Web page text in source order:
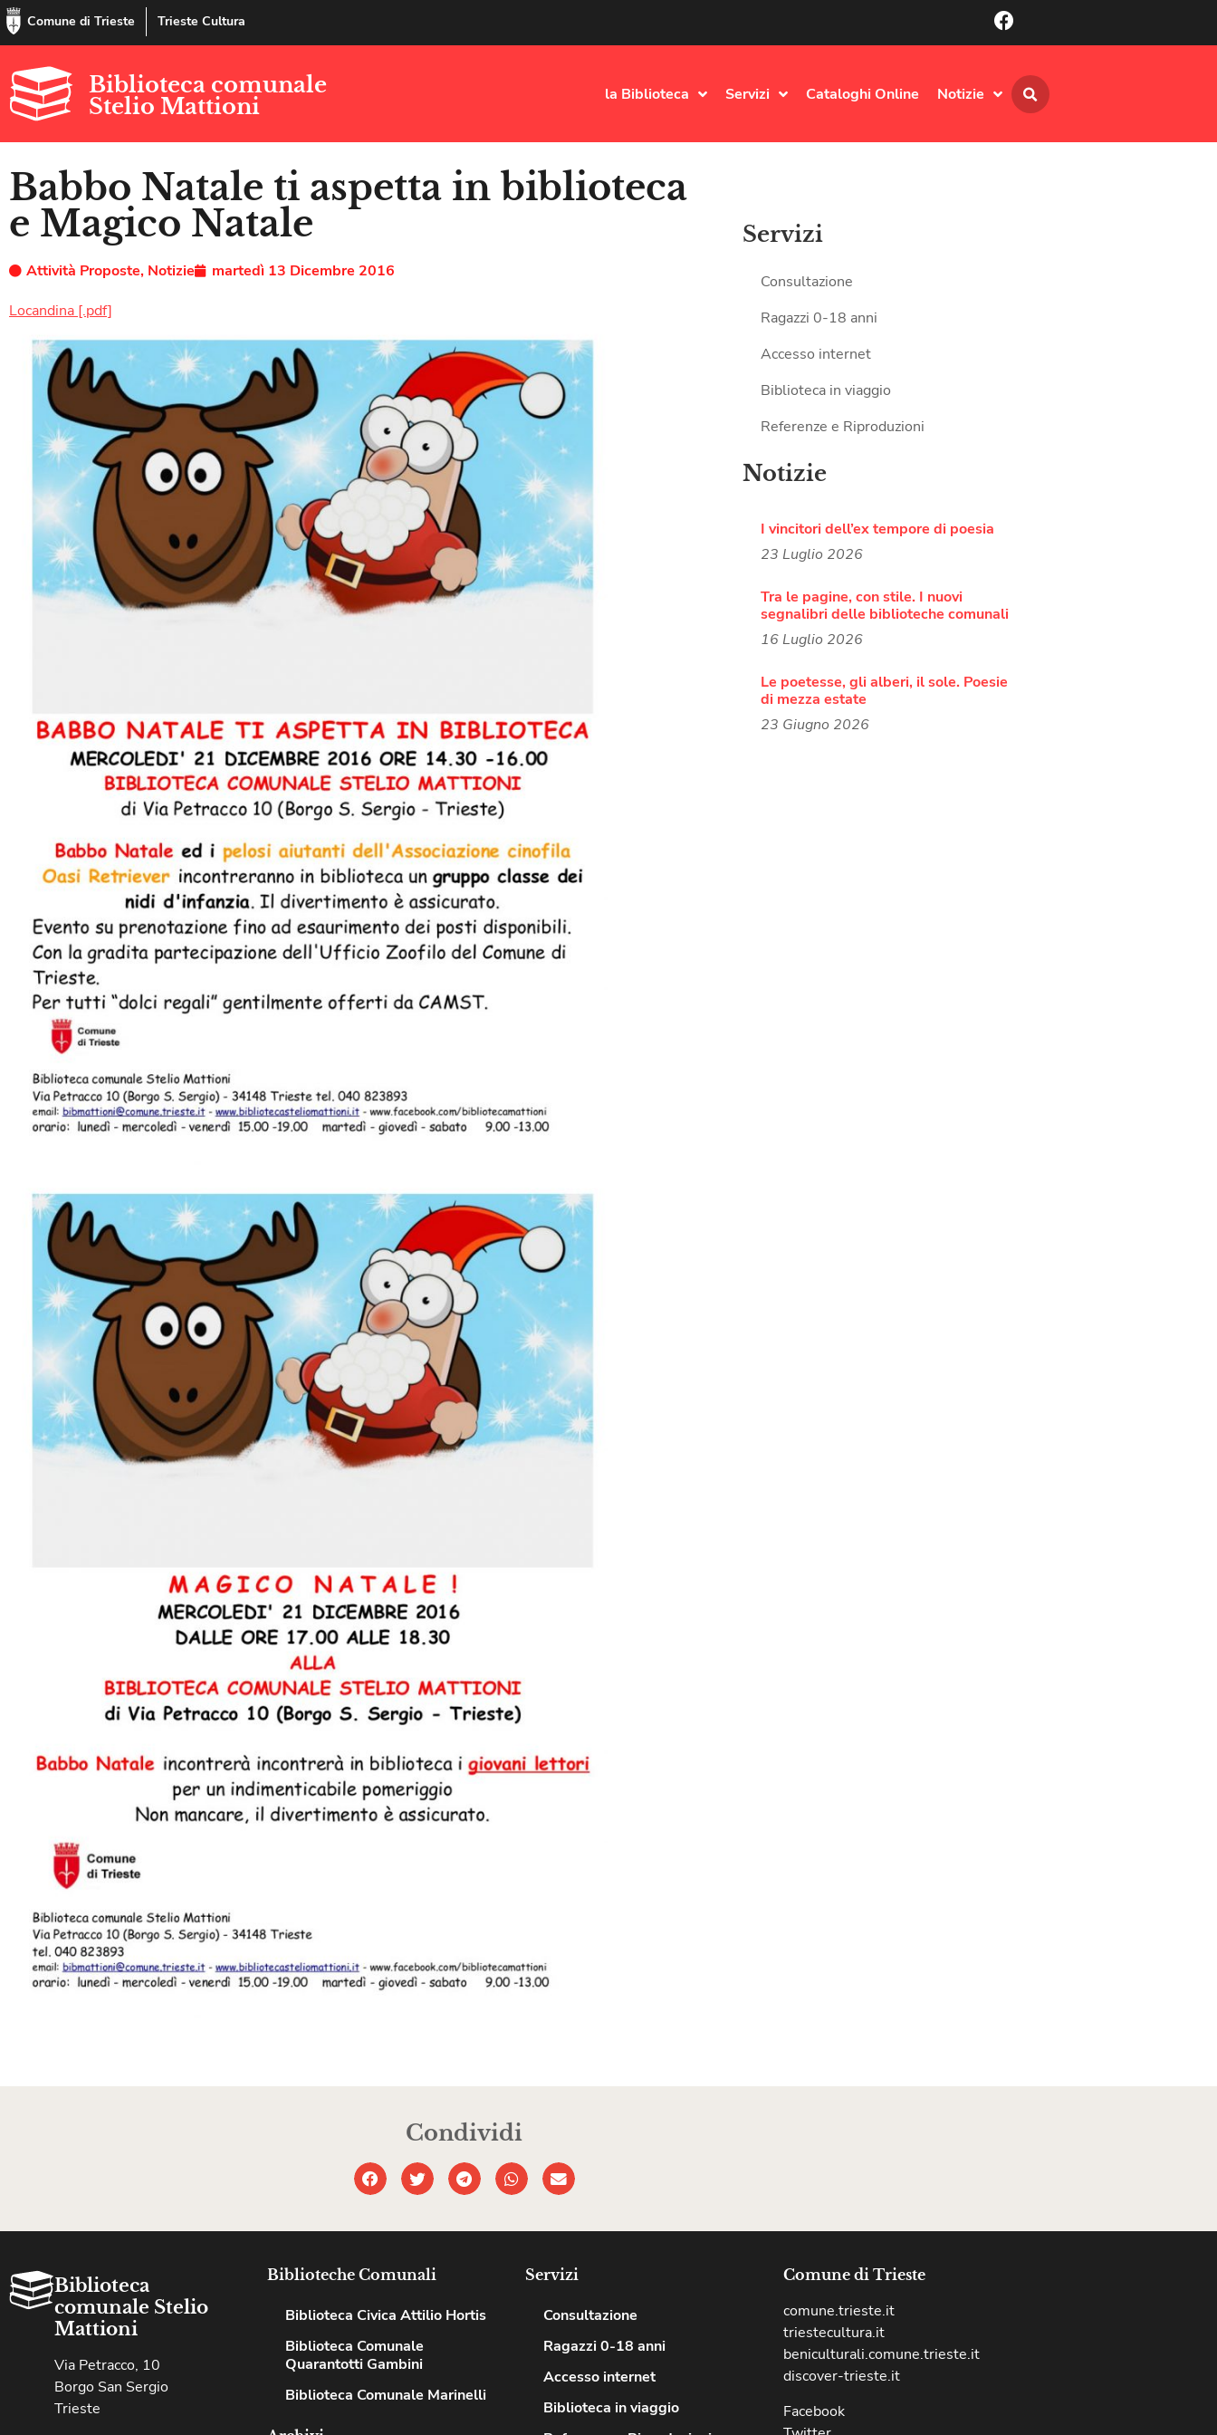
Comune di Trieste Trieste Cultura
Biblioteca comunale
Stelio Mattioni
la Biblioteca Servizi Cataloghi Online Notizie
Babbo Natale ti aspetta in biblioteca
e Magico Natale
Attività Proposte, Notizie
martedì 13 Dicembre 2016
Locandina [.pdf]
Servizi
Consultazione
Ragazzi 0-18 anni
Accesso internet
Biblioteca in viaggio
Referenze e Riproduzioni
Notizie
I vincitori dell’ex tempore di poesia
23 Luglio 2026
Tra le pagine, con stile. I nuovi
segnalibri delle biblioteche comunali
16 Luglio 2026
Le poetesse, gli alberi, il sole. Poesie
di mezza estate
23 Giugno 2026
Condividi
Biblioteca
comunale Stelio
Mattioni
Via Petracco, 10
Borgo San Sergio
Trieste
Biblioteche Comunali
Biblioteca Civica Attilio Hortis
Biblioteca Comunale
Quarantotti Gambini
Biblioteca Comunale Marinelli
Servizi
Consultazione
Ragazzi 0-18 anni
Accesso internet
Biblioteca in viaggio
Comune di Trieste
comune.trieste.it
triestecultura.it
beniculturali.comune.trieste.it
discover-trieste.it
Facebook